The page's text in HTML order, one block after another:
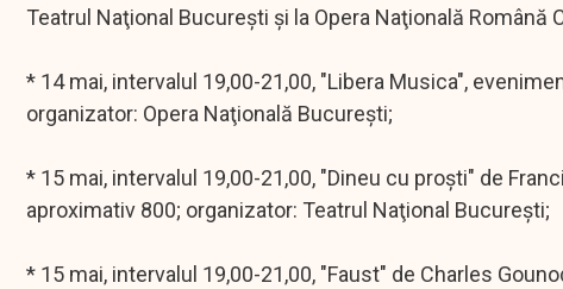
Teatrul Naţional Bucureşti şi la Opera Naţională Română
* 14 mai, intervalul 19,00-21,00, "Libera Musica",
organizator: Opera Naţională Bucureşti;
* 15 mai, intervalul 19,00-21,00, "Dineu cu proşti" de
aproximativ 800; organizator: Teatrul Naţional Bucureşti;
* 15 mai, intervalul 19,00-21,00, "Faust" de Charles